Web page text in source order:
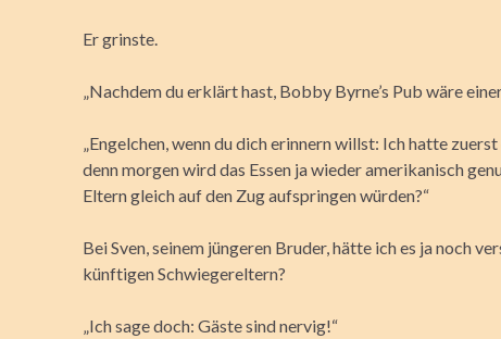
Er grinste.
„Nachdem du erklärt hast, Bobby Byrne’s Pub wäre
„Engelchen, wenn du dich erinnern willst: Ich hatte
denn morgen wird das Essen ja wieder amerikanisch
Eltern gleich auf den Zug aufspringen würden?“
Bei Sven, seinem jüngeren Bruder, hätte ich es ja noch
künftigen Schwiegereltern?
„Ich sage doch: Gäste sind nervig!“